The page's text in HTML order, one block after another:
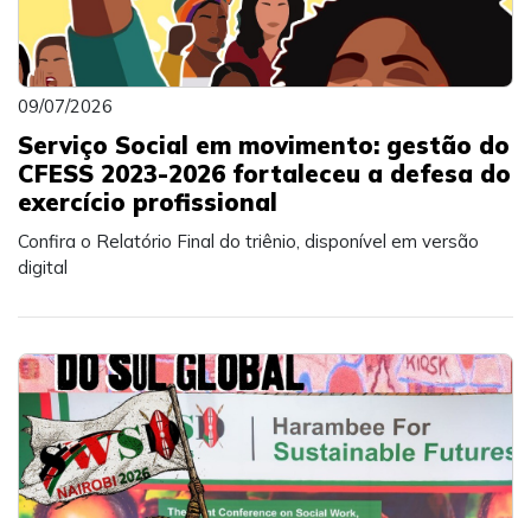
09/07/2026
Serviço Social em movimento: gestão do
CFESS 2023-2026 fortaleceu a defesa do
exercício profissional
Confira o Relatório Final do triênio, disponível em versão
digital